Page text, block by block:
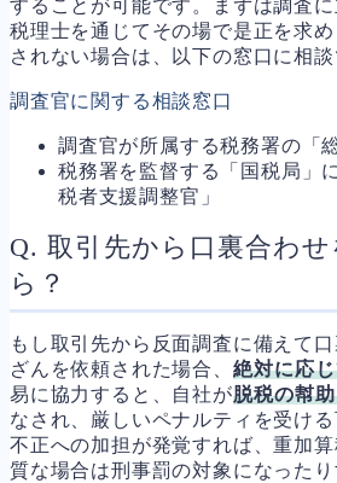
することが可能です。まずは調査
税理士を通じてその場で是正を求
されない場合は、以下の窓口に相談
調査官に関する相談窓口
調査官が所属する税務署の「
税務署を監督する「国税局」
税者支援調整官」
Q. 取引先から口裏合わ
ら？
もし取引先から反面調査に備えて
ざんを依頼された場合、 絶対に応
易に協力すると、自社が脱税の幇
なされ、厳しいペナルティを受ける
不正への加担が発覚すれば、重加
質な場合は刑事罰の対象になった